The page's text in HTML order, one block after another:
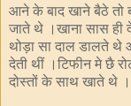
आने के बाद खाने बैठे तो
जाते थे ।खाना सास ही
थोड़ा सा दाल डालते थे
देती थीं ।टिफीन मे छै
दोस्तों के साथ खाते थे ।